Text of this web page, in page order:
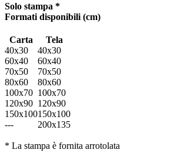
Solo stampa *
Formati disponibili (cm)
Carta
Tela
40x30
40x30
60x40
60x40
70x50
70x50
80x60
80x60
100x70 100x70
120x90 120x90
150x100150x100
---
200x135
* La stampa è fornita arrotolata